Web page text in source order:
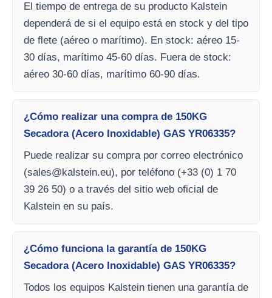
El tiempo de entrega de su producto Kalstein
dependerá de si el equipo está en stock y del tipo
de flete (aéreo o marítimo). En stock: aéreo 15-
30 días, marítimo 45-60 días. Fuera de stock:
aéreo 30-60 días, marítimo 60-90 días.
¿Cómo realizar una compra de 150KG
Secadora (Acero Inoxidable) GAS YR06335?
Puede realizar su compra por correo electrónico
(sales@kalstein.eu), por teléfono (+33 (0) 1 70
39 26 50) o a través del sitio web oficial de
Kalstein en su país.
¿Cómo funciona la garantía de 150KG
Secadora (Acero Inoxidable) GAS YR06335?
Todos los equipos Kalstein tienen una garantía de